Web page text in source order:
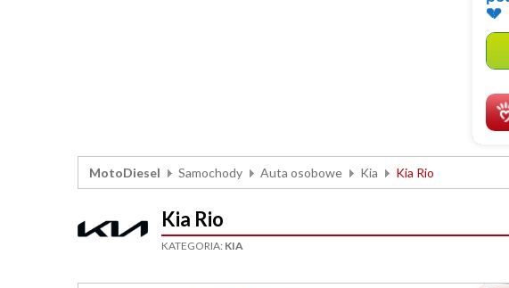
MotoDiesel Samochody Auta osobowe Kia Kia Rio
Kia Rio
KATEGORIA: KIA